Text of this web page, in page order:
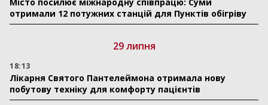
отримали 12 потужних станцій для Пунктів обігріву
29 липня
18:13
Лікарня Святого Пантелеймона отримала нову
побутову техніку для комфорту пацієнтів